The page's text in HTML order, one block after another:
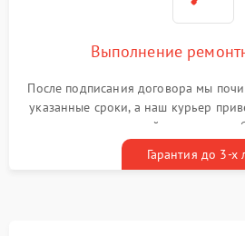
Выполнение
После подписания договора мы
указанные сроки, а наш курьер
гарантийным талоном
Гарантия до 3-х